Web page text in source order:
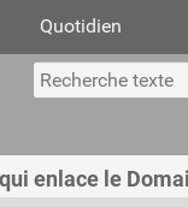
Quotidien
enlace le